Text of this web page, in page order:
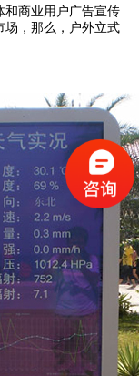
和商业用户广告宣传
场，那么，户外立式